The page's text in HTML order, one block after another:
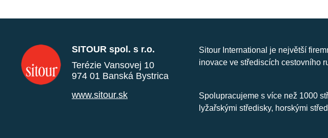
SITOUR spol. s r.o.
Terézie Vansovej 10
974 01 Banská Bystrica
www.sitour.sk
Sitour International je největší
inovace ve střediscích cestovního
Spolupracujeme s více než 1000
lyžařskými středisky, horskými